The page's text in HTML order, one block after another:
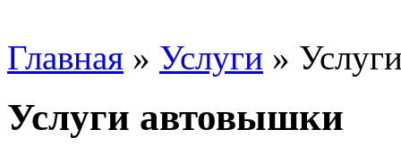
Главная » Услуги »
Услуги автовышки